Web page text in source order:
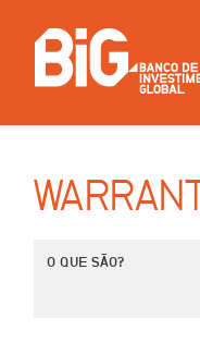
O QUE SÃO?